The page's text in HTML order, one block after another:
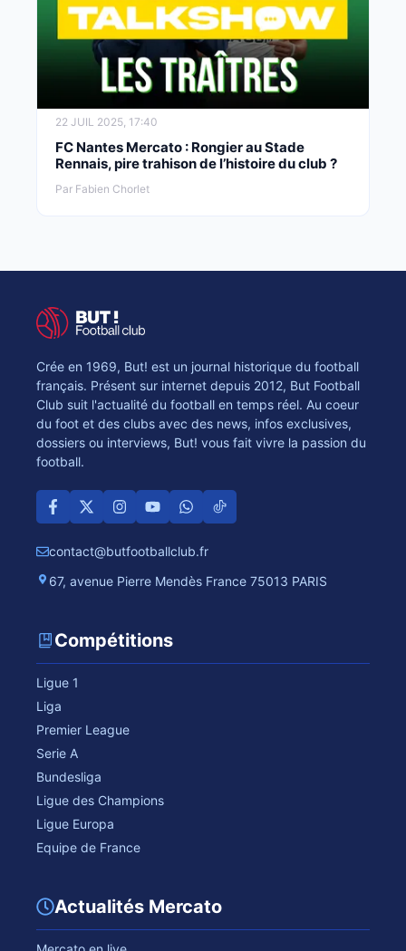
22 JUIL 2025, 17:40
FC Nantes Mercato : Rongier au Stade
Rennais, pire trahison de l’histoire du club ?
Par Fabien Chorlet
Crée en 1969, But! est un journal historique du football
français. Présent sur internet depuis 2012, But Football
Club suit l'actualité du football en temps réel. Au coeur
du foot et des clubs avec des news, infos exclusives,
dossiers ou interviews, But! vous fait vivre la passion du
football.
contact@butfootballclub.fr
67, avenue Pierre Mendès France 75013 PARIS
Compétitions
Ligue 1
Liga
Premier League
Serie A
Bundesliga
Ligue des Champions
Ligue Europa
Equipe de France
Actualités Mercato